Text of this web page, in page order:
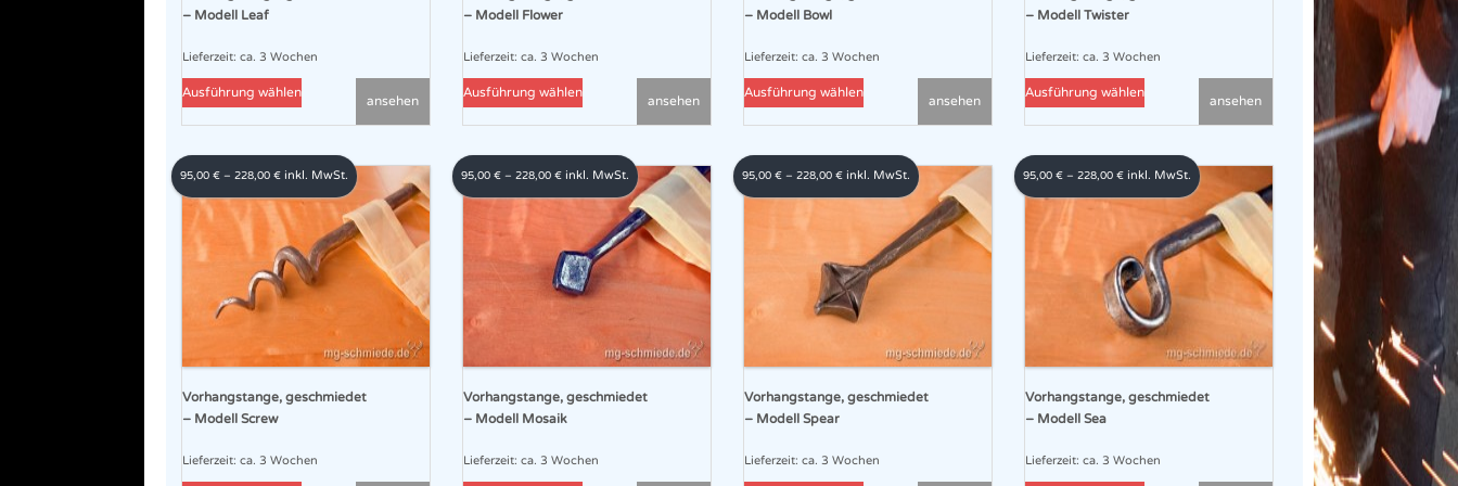
– Modell Leaf
Lieferzeit: ca. 3 Wochen
Ausführung wählenDieses
mehrere
Varianten
Die
Optionen
können
Produktseite
gewählt
ansehen
– Modell Flower
Lieferzeit: ca. 3 Wochen
Ausführung wählenDieses
mehrere
Varianten
Die
Optionen
können
der
Produktseite
gewählt
ansehen
– Modell Bowl
Lieferzeit: ca. 3 Wochen
Ausführung wählenDieses
mehrere
Varianten
Optionen
können
Produktseite
gewählt
ansehen
– Modell Twister
Lieferzeit: ca. 3 Wochen
Ausführung wählenDieses
mehrere
Varianten
Die
Optionen
können
auf
der
Produktseite
gewählt
ansehen
Vorhangstange, geschmiedet
– Modell Screw
95,00 €– 228,00 € inkl. MwSt.
Lieferzeit: ca. 3 Wochen
Vorhangstange, geschmiedet
– Modell Mosaik
95,00 €– 228,00 € inkl. MwSt.
Lieferzeit: ca. 3 Wochen
Vorhangstange, geschmiedet
– Modell Spear
95,00 €– 228,00 € inkl. MwSt.
Lieferzeit: ca. 3 Wochen
Vorhangstange, geschmiedet
– Modell Sea
95,00 €– 228,00 € inkl. MwSt.
Lieferzeit: ca. 3 Wochen